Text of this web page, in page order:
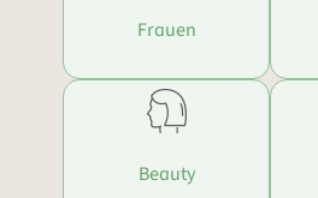
Frauen
Beauty